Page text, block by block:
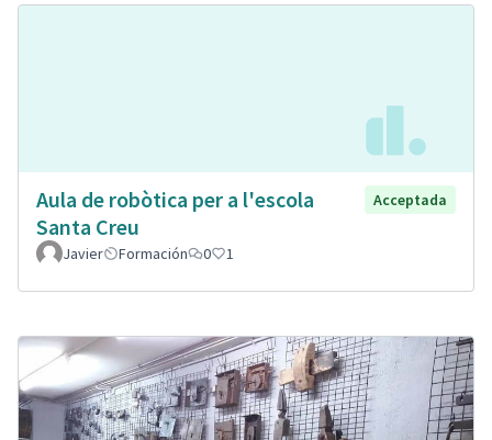
Aula de robòtica per a l'escola
Santa Creu
Acceptada
Javier Formación 0 1